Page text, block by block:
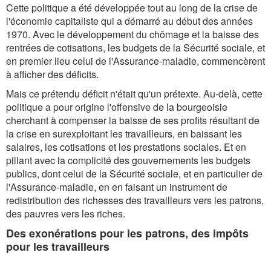
Cette politique a été développée tout au long de la crise de
l'économie capitaliste qui a démarré au début des années
1970. Avec le développement du chômage et la baisse des
rentrées de cotisations, les budgets de la Sécurité sociale, et
en premier lieu celui de l'Assurance-maladie, commencèrent
à afficher des déficits.
Mais ce prétendu déficit n'était qu'un prétexte. Au-delà, cette
politique a pour origine l'offensive de la bourgeoisie
cherchant à compenser la baisse de ses profits résultant de
la crise en surexploitant les travailleurs, en baissant les
salaires, les cotisations et les prestations sociales. Et en
pillant avec la complicité des gouvernements les budgets
publics, dont celui de la Sécurité sociale, et en particulier de
l'Assurance-maladie, en en faisant un instrument de
redistribution des richesses des travailleurs vers les patrons,
des pauvres vers les riches.
Des exonérations pour les patrons, des impôts
pour les travailleurs